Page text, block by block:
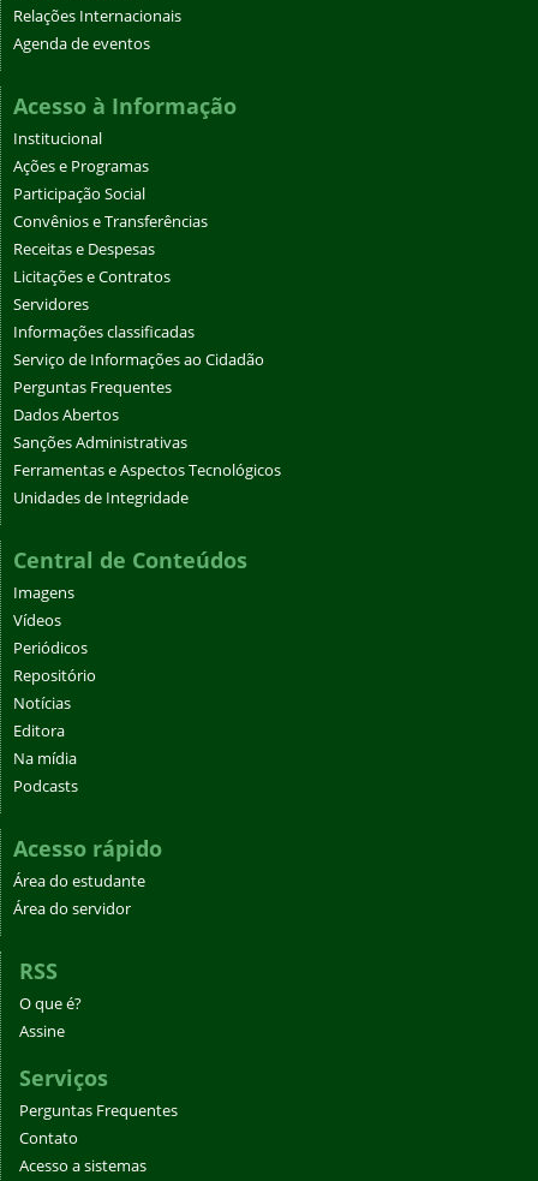
Relações Internacionais
Agenda de eventos
Acesso à Informação
Institucional
Ações e Programas
Participação Social
Convênios e Transferências
Receitas e Despesas
Licitações e Contratos
Servidores
Informações classificadas
Serviço de Informações ao Cidadão
Perguntas Frequentes
Dados Abertos
Sanções Administrativas
Ferramentas e Aspectos Tecnológicos
Unidades de Integridade
Central de Conteúdos
Imagens
Vídeos
Periódicos
Repositório
Notícias
Editora
Na mídia
Podcasts
Acesso rápido
Área do estudante
Área do servidor
RSS
O que é?
Assine
Serviços
Perguntas Frequentes
Contato
Acesso a sistemas